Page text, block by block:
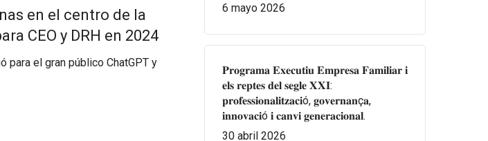
en el centro de la
CEO y DRH en 2024
para el gran público ChatGPT y
6 mayo 2026
𝐏𝐫𝐨𝐠𝐫𝐚𝐦𝐚 𝐄𝐱𝐞𝐜𝐮𝐭𝐢𝐮 𝐄𝐦𝐩𝐫𝐞𝐬𝐚 𝐅𝐚𝐦𝐢𝐥𝐢𝐚𝐫 𝐢
𝐞𝐥𝐬 𝐫𝐞𝐩𝐭𝐞𝐬 𝐝𝐞𝐥 𝐬𝐞𝐠𝐥𝐞 𝐗𝐗𝐈:
𝐩𝐫𝐨𝐟𝐞𝐬𝐬𝐢𝐨𝐧𝐚𝐥𝐢𝐭𝐳𝐚𝐜𝐢ó, 𝐠𝐨𝐯𝐞𝐫𝐧𝐚𝐧ç𝐚,
𝐢𝐧𝐧𝐨𝐯𝐚𝐜𝐢ó 𝐢 𝐜𝐚𝐧𝐯𝐢 𝐠𝐞𝐧𝐞𝐫𝐚𝐜𝐢𝐨𝐧𝐚𝐥.
30 abril 2026